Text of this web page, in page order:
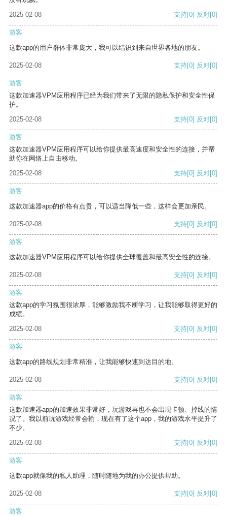
2025-02-08
支持[0] 反对[0]
游客
这款app的用户群体非常庞大，我可以结识到来自世界各地的朋友。
2025-02-08 支持[0] 反对[0]
游客
这款加速器VPM应用程序已经为我们带来了无限的隐私保护和安全性保
护。
2025-02-08
支持[0] 反对[0]
游客
这款加速器VPM应用程序可以给你提供最高速度和安全性的连接，并帮
助你在网络上自由移动。
2025-02-08
支持[0] 反对[0]
游客
这款加速器app的价格有点贵，可以适当降低一些，这样会更加亲民。
2025-02-08 支持[0] 反对[0]
游客
这款加速器VPM应用程序可以给你提供全球覆盖和最高安全性的连接。
2025-02-08 支持[0] 反对[0]
游客
这款app的学习氛围很浓厚，能够激励我不断学习，让我能够取得更好的
成绩。
2025-02-08
支持[0] 反对[0]
游客
这款app的路线规划非常精准，让我能够快速到达目的地。
2025-02-08 支持[0] 反对[0]
游客
这款加速器app的加速效果非常好，玩游戏再也不会出现卡顿、掉线的情
况了。我以前玩游戏经常会输，现在有了这个app，我的游戏水平提升了
不少。
2025-02-08
支持[0] 反对[0]
游客
这款app就像我的私人助理，随时随地为我的办公提供帮助。
2025-02-08 支持[0] 反对[0]
游客